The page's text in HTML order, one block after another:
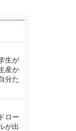
生が
産か
分た
ロー
が出